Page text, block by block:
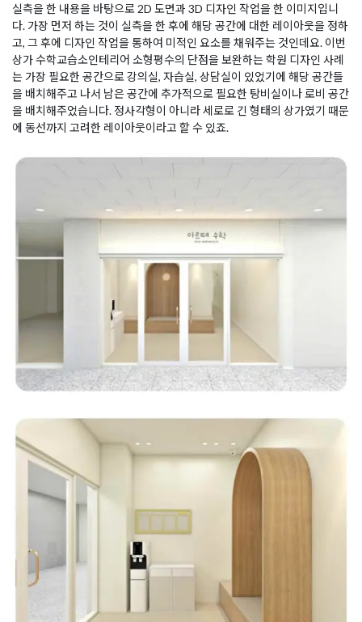
실측을 한 내용을 바탕으로 2D 도면과 3D 디자인 작업을 한 이미지입니
다. 가장 먼저 하는 것이 실측을 한 후에 해당 공간에 대한 레이아웃을 정하
고, 그 후에 디자인 작업을 통하여 미적인 요소를 채워주는 것인데요. 이번
상가 수학교습소인테리어 소형평수의 단점을 보완하는 학원 디자인 사례
는 가장 필요한 공간으로 강의실, 자습실, 상담실이 있었기에 해당 공간들
을 배치해주고 나서 남은 공간에 추가적으로 필요한 탕비실이나 로비 공간
을 배치해주었습니다. 정사각형이 아니라 세로로 긴 형태의 상가였기 때문
에 동선까지 고려한 레이아웃이라고 할 수 있죠.